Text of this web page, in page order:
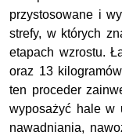
przystosowane i
strefy, w których
etapach wzrostu.
oraz 13
ten proceder
wyposażyć hale w
nawadniania,